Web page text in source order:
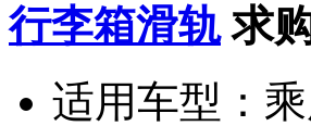
行李箱滑轨 求
适用车型：